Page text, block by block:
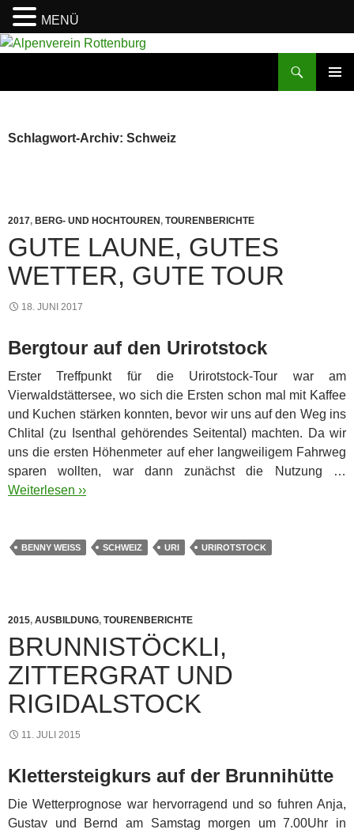
Zum
Schlagwort-Archiv: Schweiz
2017, BERG- UND HOCHTOUREN, TOURENBERICHTE
GUTE LAUNE, GUTES
WETTER, GUTE TOUR
18. JUNI 2017
Bergtour auf den Urirotstock
Erster Treffpunkt für die Urirotstock-Tour war am
Vierwaldstättersee, wo sich die Ersten schon mal mit Kaffee
und Kuchen stärken konnten, bevor wir uns auf den Weg ins
Chlital (zu Isenthal gehörendes Seitental) machten. Da wir
uns die ersten Höhenmeter auf eher langweiligem Fahrweg
sparen wollten, war dann zunächst die Nutzung …
Weiterlesen ››
BENNY WEISS SCHWEIZ URI URIROTSTOCK
2015, AUSBILDUNG, TOURENBERICHTE
BRUNNISTÖCKLI,
ZITTERGRAT UND
RIGIDALSTOCK
11. JULI 2015
Klettersteigkurs auf der Brunnihütte
Die Wetterprognose war hervorragend und so fuhren Anja,
Gustav und Bernd am Samstag morgen um 7.00Uhr in
MENÜ